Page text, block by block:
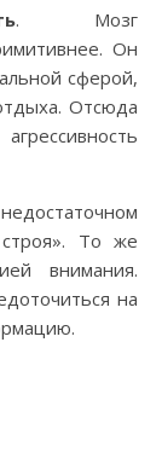
. Мозг
Он
сферой,
Отсюда
То же
внимания.
на